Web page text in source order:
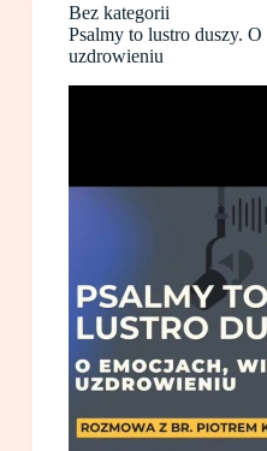
Bez kategorii
Psalmy to lustro duszy.
uzdrowieniu